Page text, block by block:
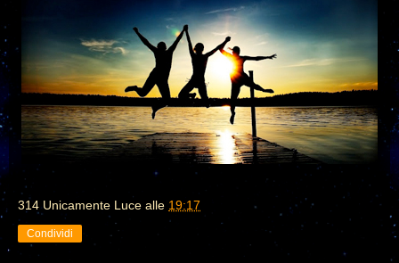
314 Unicamente Luce alle 19:17
Condividi